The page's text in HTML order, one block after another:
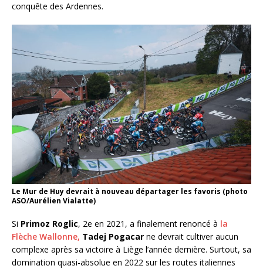
conquête des Ardennes.
Le Mur de Huy devrait à nouveau départager les favoris (photo
ASO/Aurélien Vialatte)
Si Primoz Roglic, 2e en 2021, a finalement renoncé à la
Flèche Wallonne, Tadej Pogacar ne devrait cultiver aucun
complexe après sa victoire à Liège l’année dernière. Surtout, sa
domination quasi-absolue en 2022 sur les routes italiennes